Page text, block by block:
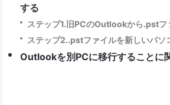
する
ステップ1.旧PCのOutlookから.pstフ
ステップ2..pstファイルを新しいパソ
Outlookを別PCに移行することに